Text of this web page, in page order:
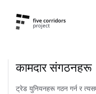
कामदार संगठनहरू
ट्रेड युनियनहरू गठन गर्न र